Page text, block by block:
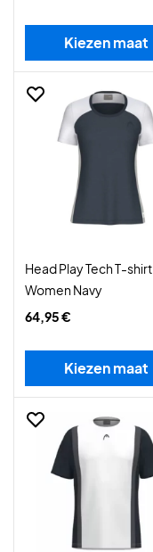
Kiezen maat
Head Play Tech T-shirt
Women Navy
64,95 €
Kiezen maat